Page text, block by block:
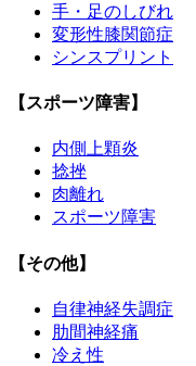
手・足のしびれ
変形性膝関節症
シンスプリント
【スポーツ障害】
内側上顆炎
捻挫
肉離れ
スポーツ障害
【その他】
自律神経失調症
肋間神経痛
冷え性